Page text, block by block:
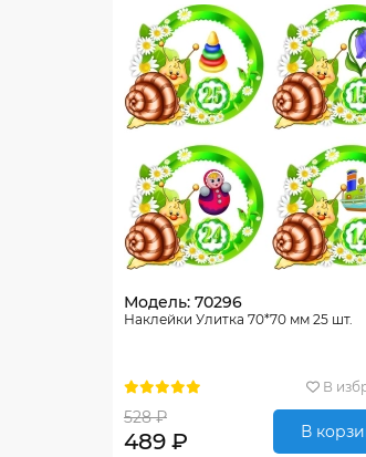
Модель: 70296
Наклейки Улитка 70*70 мм 25 шт.
В
528 ₽
489 ₽ В